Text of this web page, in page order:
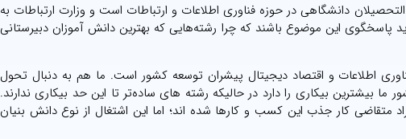
دانشگاهی در حوزه فناوری اطلاعات و ارتباطات است و وزارت ارتباطات به
این موضوع باشند که چرا رشته‌هایی که بهترین دانش آموزان دبیرستانی
اطلاعات و اقتصاد دیجیتال پیشران توسعه کشور است. ما هم به دنبال تحول
بیشترین بیکاری را دارد در حالیکه رشته های ساده‌تر تا این حد بیکاری ندارند.
کار جذب این کسب و کارها شده اند؛ اما این اشتغال از نوع دانش بنیان